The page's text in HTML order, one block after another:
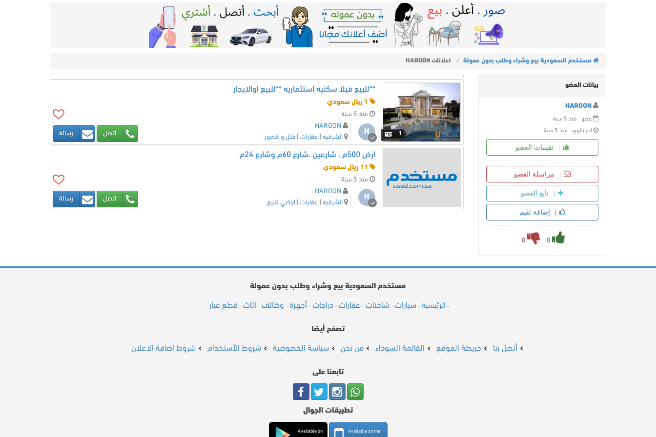
مستخدم السعودية بيع وشراء وطلب بدون عمولة اعلانات HAROON
بيانات العضو
HAROON
عضو : منذ 5 سنة
اخر ظهور : منذ 5 سنة
تقيمات العضو
مراسلة العضو
تابع العضو
إضافة تقيم
0
0
1
**للبيع فيلا سكنيه استثماريه **للبيع اوالايجار
1 ريال سعودي
منذ 5 سنة
H
HAROON
الشرقيه| عقارات| فلل و قصور
اتصل رسالة
ارض 500م . شارعين .شارع 60م وشارع 24م
11 ريال سعودي
منذ 5 سنة
H
HAROON
الشرقيه| عقارات| اراضي للبيع
اتصل رسالة
مستخدم السعودية بيع وشراء وطلب بدون عمولة
- الرئيسية -سيارات -شاحنات - عقارات -دراجات - أجهزة - وظائف - اثاث -قطع غيار
تصفح أيضا
أتصل بنا خريطة الموقع القائمة السوداء من نحن سياسة الخصوصية شروط الأستخدام شروط اضافة الاعلان
تابعنا على
تطبيقات الجوال
Available on the
Available on